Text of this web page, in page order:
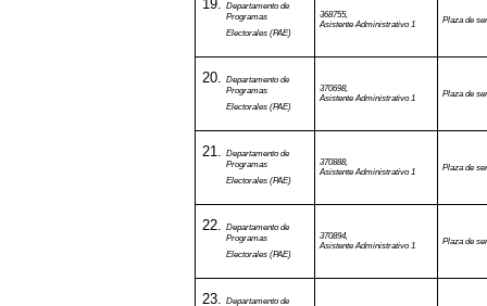
Departamento de
Programas
Electorales (PAE)
368755,
Asistente Administrativo 1
Plaza de
Departamento de
Programas
Electorales (PAE)
370698,
Asistente Administrativo 1
Plaza de
Departamento de
Programas
Electorales (PAE)
370888,
Asistente Administrativo 1
Plaza de
Departamento de
Programas
Electorales (PAE)
370894,
Asistente Administrativo 1
Plaza de
Departamento de